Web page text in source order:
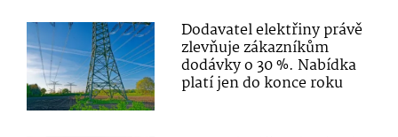
Dodavatel elektřiny právě
zlevňuje zákazníkům
dodávky o 30 %. Nabídka
platí jen do konce roku